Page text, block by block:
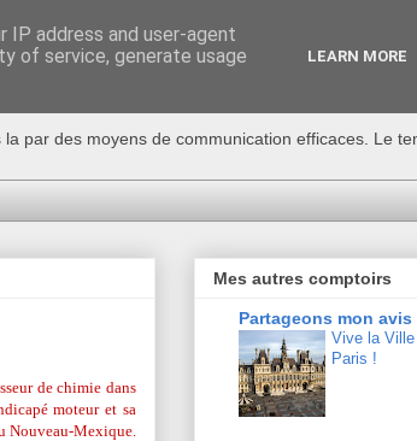
par des moyens de communication efficaces. Le
de chimie dans
moteur et sa
Nouveau-Mexique.
Mes autres comptoirs
Partageons mon avis
Vive la Ville
Paris !
IP address and user-agent
of service, generate usage
LEARN MORE